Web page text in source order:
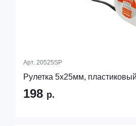
Арт. 20525SP
Рулетка 5х25мм,
198 р.